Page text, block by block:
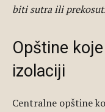
biti sutra ili
Opštine
izolaciji
Centralne opštine